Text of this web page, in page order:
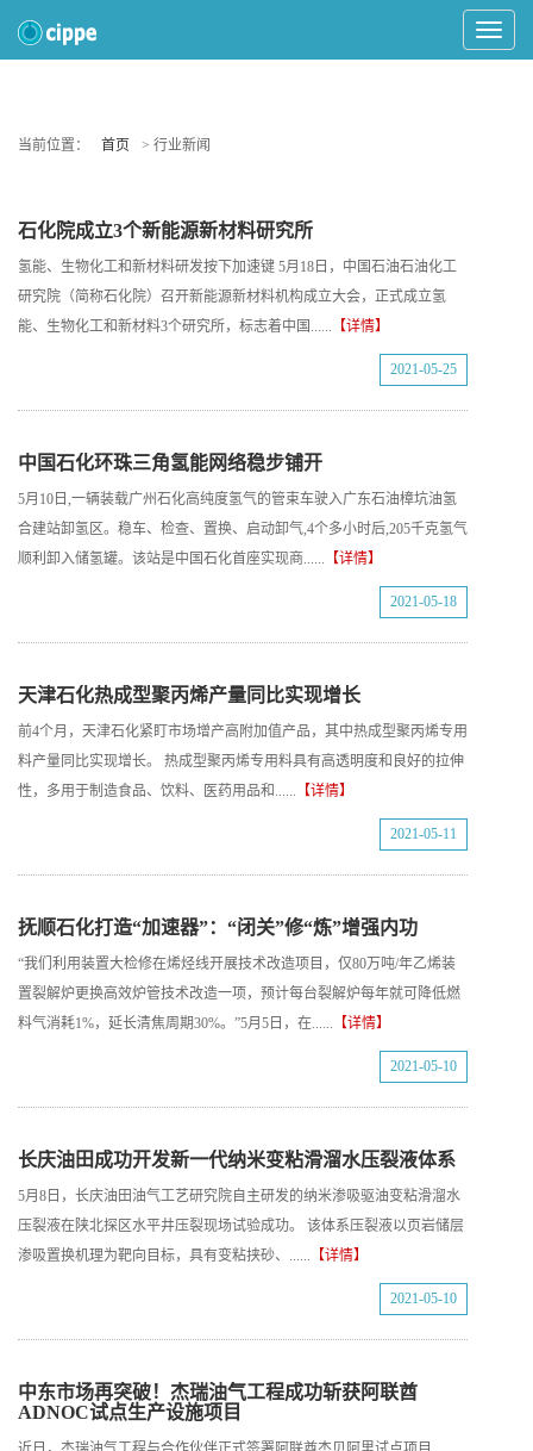
Toggle
当前位置： 首页 > 行业新闻
石化院成立3个新能源新材料研究所
氢能、生物化工和新材料研发按下加速键 5月18日，中国石油石油化工
研究院（简称石化院）召开新能源新材料机构成立大会，正式成立氢
能、生物化工和新材料3个研究所，标志着中国...... 【详情】
2021-05-25
中国石化环珠三角氢能网络稳步铺开
5月10日,一辆装载广州石化高纯度氢气的管束车驶入广东石油樟坑油氢
合建站卸氢区。稳车、检查、置换、启动卸气,4个多小时后,205千克氢气
顺利卸入储氢罐。该站是中国石化首座实现商...... 【详情】
2021-05-18
天津石化热成型聚丙烯产量同比实现增长
前4个月，天津石化紧盯市场增产高附加值产品，其中热成型聚丙烯专用
料产量同比实现增长。 热成型聚丙烯专用料具有高透明度和良好的拉伸
性，多用于制造食品、饮料、医药用品和...... 【详情】
2021-05-11
抚顺石化打造“加速器”：“闭关”修“炼”增强内功
“我们利用装置大检修在烯烃线开展技术改造项目，仅80万吨/年乙烯装
置裂解炉更换高效炉管技术改造一项，预计每台裂解炉每年就可降低燃
料气消耗1%，延长清焦周期30%。”5月5日，在...... 【详情】
2021-05-10
长庆油田成功开发新一代纳米变粘滑溜水压裂液体系
5月8日，长庆油田油气工艺研究院自主研发的纳米渗吸驱油变粘滑溜水
压裂液在陕北探区水平井压裂现场试验成功。 该体系压裂液以页岩储层
渗吸置换机理为靶向目标，具有变粘挟砂、...... 【详情】
2021-05-10
中东市场再突破！杰瑞油气工程成功斩获阿联酋
ADNOC试点生产设施项目